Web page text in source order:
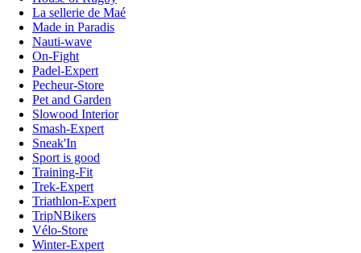
La sellerie de Maé
Made in Paradis
Nauti-wave
On-Fight
Padel-Expert
Pecheur-Store
Pet and Garden
Slowood Interior
Smash-Expert
Sneak'In
Sport is good
Training-Fit
Trek-Expert
Triathlon-Expert
TripNBikers
Vélo-Store
Winter-Expert